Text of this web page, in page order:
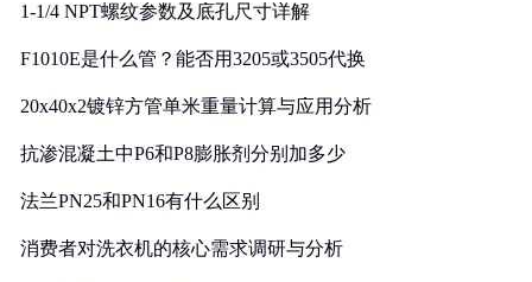
1-1/4 NPT螺纹参数及底孔尺寸详解
F1010E是什么管？能否用3205或3505代换
20x40x2镀锌方管单米重量计算与应用分析
抗渗混凝土中P6和P8膨胀剂分别加多少
法兰PN25和PN16有什么区别
消费者对洗衣机的核心需求调研与分析